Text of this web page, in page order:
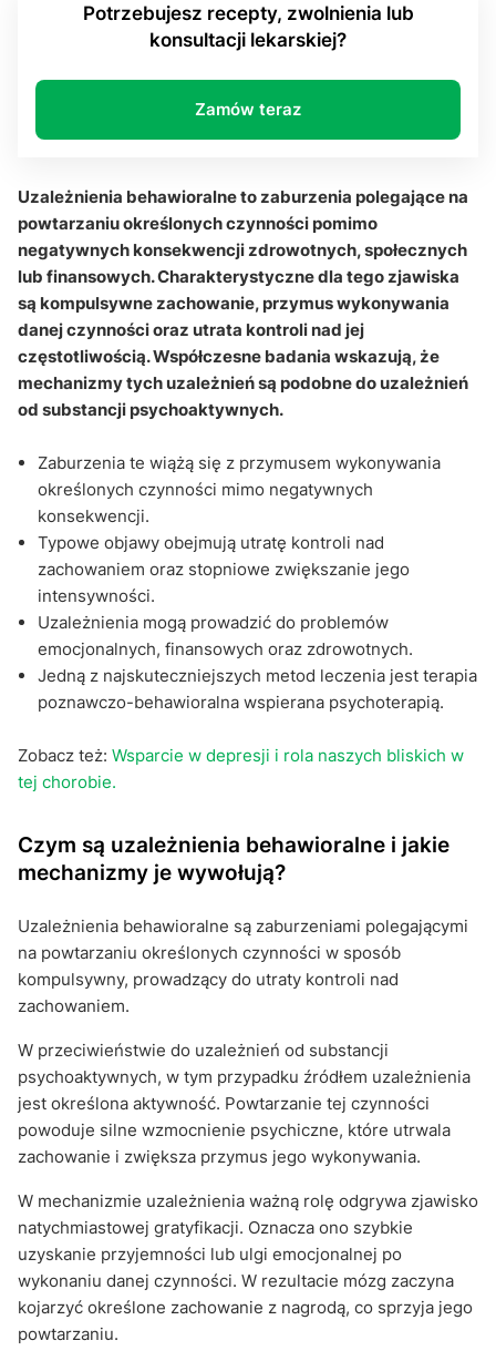
Jakie objawy mogą wskazywać na uzależnienia
behawioralne?
Jakie zachowania najczęściej prowadzą do
uzależnień behawioralnych?
Sekcja pytań i odpowiedzi
Potrzebujesz recepty, zwolnienia lub
konsultacji lekarskiej?
Zamów teraz
Uzależnienia behawioralne to zaburzenia polegające na
powtarzaniu określonych czynności pomimo
negatywnych konsekwencji zdrowotnych, społecznych
lub finansowych. Charakterystyczne dla tego zjawiska
są kompulsywne zachowanie, przymus wykonywania
danej czynności oraz utrata kontroli nad jej
częstotliwością. Współczesne badania wskazują, że
mechanizmy tych uzależnień są podobne do uzależnień
od substancji psychoaktywnych.
Zaburzenia te wiążą się z przymusem wykonywania
określonych czynności mimo negatywnych
konsekwencji.
Typowe objawy obejmują utratę kontroli nad
zachowaniem oraz stopniowe zwiększanie jego
intensywności.
Uzależnienia mogą prowadzić do problemów
emocjonalnych, finansowych oraz zdrowotnych.
Jedną z najskuteczniejszych metod leczenia jest terapia
poznawczo-behawioralna wspierana psychoterapią.
Zobacz też: Wsparcie w depresji i rola naszych bliskich w
tej chorobie.
Czym są uzależnienia behawioralne i jakie
mechanizmy je wywołują?
Uzależnienia behawioralne są zaburzeniami polegającymi
na powtarzaniu określonych czynności w sposób
kompulsywny, prowadzący do utraty kontroli nad
zachowaniem.
W przeciwieństwie do uzależnień od substancji
psychoaktywnych, w tym przypadku źródłem uzależnienia
jest określona aktywność. Powtarzanie tej czynności
powoduje silne wzmocnienie psychiczne, które utrwala
zachowanie i zwiększa przymus jego wykonywania.
W mechanizmie uzależnienia ważną rolę odgrywa zjawisko
natychmiastowej gratyfikacji. Oznacza ono szybkie
uzyskanie przyjemności lub ulgi emocjonalnej po
wykonaniu danej czynności. W rezultacie mózg zaczyna
kojarzyć określone zachowanie z nagrodą, co sprzyja jego
powtarzaniu.